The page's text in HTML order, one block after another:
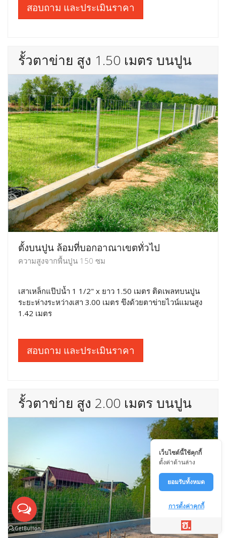
สอบถาม และประเมินราคา
รั้วตาข่าย สูง 1.50 เมตร บนปูน
ตั้งบนปูน ล้อมที่บอกอาณาเขตทั่วไป
ความสูงจากพื้นปูน 150 ซม
เสาเหล็กแป๊ปน้ำ 1 1/2" x ยาว 1.50 เมตร ติดเพลทบนปูน
ระยะห่างระหว่างเสา 3.00 เมตร ขึงด้วยตาข่ายไวน์แมนสูง
1.42 เมตร
สอบถาม และประเมินราคา
รั้วตาข่าย สูง 2.00 เมตร บนปูน
เว็บไซต์นี้ใช้คุกกี้
ตั้งค่าด้านล่าง
ยอมรับทั้งหมด
การตั้งค่าคุกกี้